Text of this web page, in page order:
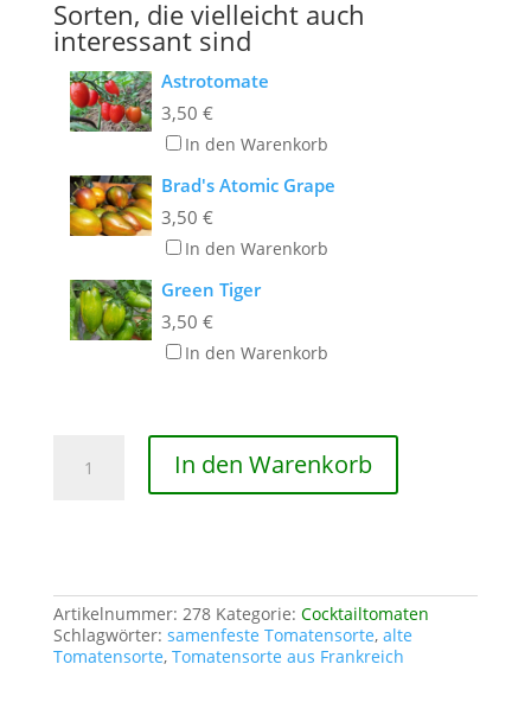
Sorten, die vielleicht auch
interessant sind
Astrotomate
3,50 €
In den Warenkorb
Brad's Atomic Grape
3,50 €
In den Warenkorb
Green Tiger
3,50 €
In den Warenkorb
Maiglöckchen
Menge
In den Warenkorb
Artikelnummer: 278 Kategorie: Cocktailtomaten
Schlagwörter: samenfeste Tomatensorte, alte
Tomatensorte, Tomatensorte aus Frankreich